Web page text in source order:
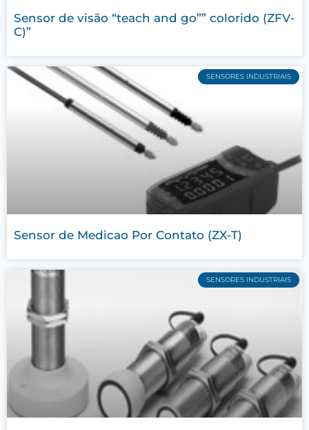
Sensor de visão “teach and go”” colorido (ZFV-
C)”
SENSORES INDUSTRIAIS
Sensor de Medicao Por Contato (ZX-T)
SENSORES INDUSTRIAIS